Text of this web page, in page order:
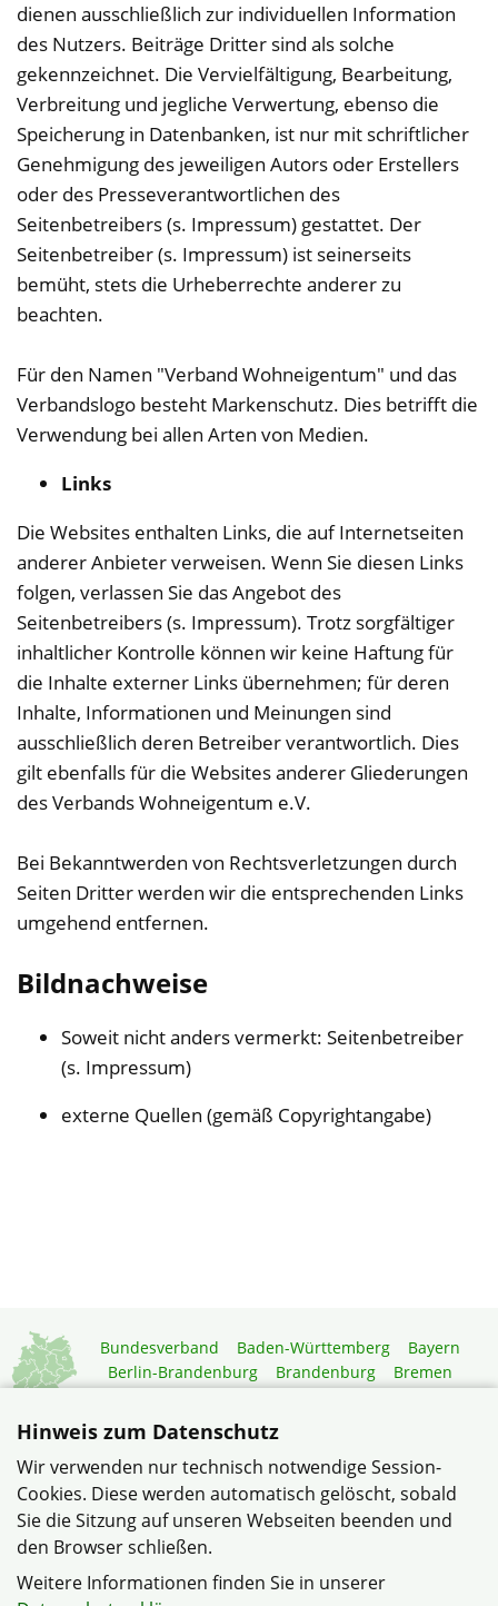
dienen ausschließlich zur individuellen Information
des Nutzers. Beiträge Dritter sind als solche
gekennzeichnet. Die Vervielfältigung, Bearbeitung,
Verbreitung und jegliche Verwertung, ebenso die
Speicherung in Datenbanken, ist nur mit schriftlicher
Genehmigung des jeweiligen Autors oder Erstellers
oder des Presseverantwortlichen des
Seitenbetreibers (s. Impressum) gestattet. Der
Seitenbetreiber (s. Impressum) ist seinerseits
bemüht, stets die Urheberrechte anderer zu
beachten.
Für den Namen "Verband Wohneigentum" und das
Verbandslogo besteht Markenschutz. Dies betrifft die
Verwendung bei allen Arten von Medien.
Links
Die Websites enthalten Links, die auf Internetseiten
anderer Anbieter verweisen. Wenn Sie diesen Links
folgen, verlassen Sie das Angebot des
Seitenbetreibers (s. Impressum). Trotz sorgfältiger
inhaltlicher Kontrolle können wir keine Haftung für
die Inhalte externer Links übernehmen; für deren
Inhalte, Informationen und Meinungen sind
ausschließlich deren Betreiber verantwortlich. Dies
gilt ebenfalls für die Websites anderer Gliederungen
des Verbands Wohneigentum e.V.
Bei Bekanntwerden von Rechtsverletzungen durch
Seiten Dritter werden wir die entsprechenden Links
umgehend entfernen.
Bildnachweise
Soweit nicht anders vermerkt: Seitenbetreiber
(s. Impressum)
externe Quellen (gemäß Copyrightangabe)
Bundesverband Baden-Württemberg
Bayern
Berlin-Brandenburg
Brandenburg
Bremen
Niedersachsen
Nordrhein-Westfalen
Rheinland-Pfalz
Saarland
Sachsen-Anhalt
Schleswig-Holstein
Thüringen
Mitgliedermagazin
Gartenberatung
© Gemeinschaft Golzheimer Heide im Verband
Hinweis zum Datenschutz
Wir verwenden nur technisch notwendige Session-
Cookies. Diese werden automatisch gelöscht, sobald
Sie die Sitzung auf unseren Webseiten beenden und
den Browser schließen.
Weitere Informationen finden Sie in unserer